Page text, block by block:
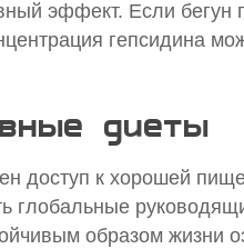
эффект. Если бегун
гепсидина
диеты
доступ к хорошей
образом жизни